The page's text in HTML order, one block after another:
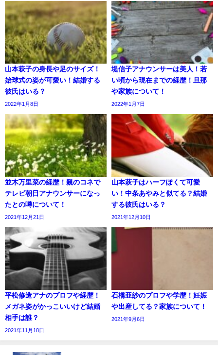
山本萩子の身長や足のサイズ！
始球式の姿が可愛い！結婚する
彼氏はいる？
2022年1月8日
堤信子アナウンサーは美人！若
い頃から現在までの経歴！旦那
や家族について！
2022年1月7日
並木万里菜の経歴！親のコネで
テレビ朝日アナウンサーになっ
たとの噂について！
2021年12月21日
山本萩子はハーフぽくて可愛
い！中条あやみと似てる？結婚
する彼氏はいる？
2021年12月10日
平松修造アナのプロフや経歴！
メガネ姿がかっこいいけど結婚
相手は誰？
2021年11月18日
石橋亜紗のプロフや学歴！妊娠
や出産してる？家族について！
2021年9月6日